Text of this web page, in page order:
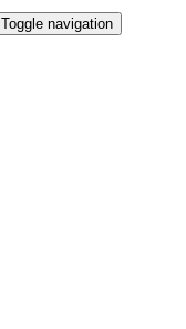
Toggle navigation